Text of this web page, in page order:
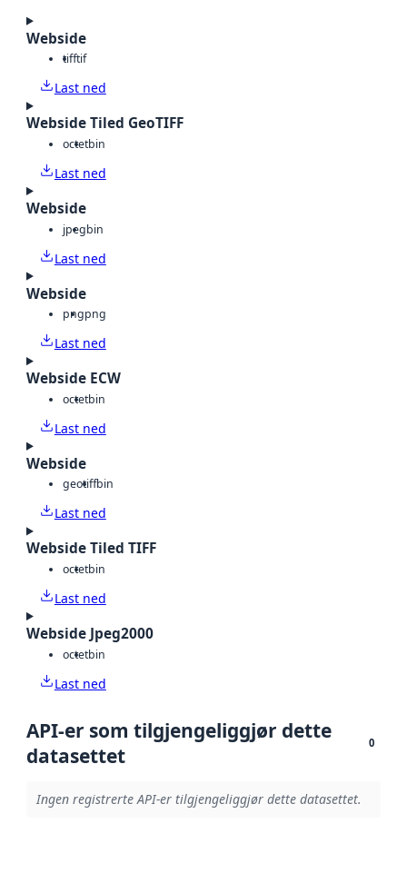
Webside
tifftif
Last ned
Webside Tiled GeoTIFF
octetbin
Last ned
Webside
jpegbin
Last ned
Webside
pngpng
Last ned
Webside ECW
octetbin
Last ned
Webside
geotiffbin
Last ned
Webside Tiled TIFF
octetbin
Last ned
Webside Jpeg2000
octetbin
Last ned
API-er som tilgjengeliggjør dette
datasettet
0
Ingen registrerte API-er tilgjengeliggjør dette datasettet.